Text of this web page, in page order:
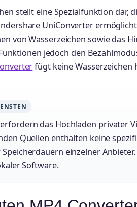
stellt eine Spezialfunktion dar,
UniConverter
von Wasserzeichen sowie das
jedoch den
fügt keine Wasserzeichen
das Hochladen privater
Quellen enthalten keine
einzelner
Software.